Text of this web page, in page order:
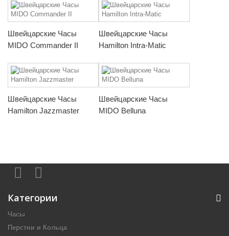
Швейцарские Часы
MIDO Commander II
Швейцарские Часы
Hamilton Intra-Matic
Швейцарские Часы
Hamilton Jazzmaster
Швейцарские Часы
MIDO Belluna
Категории
Часы
Перстни и Кольца